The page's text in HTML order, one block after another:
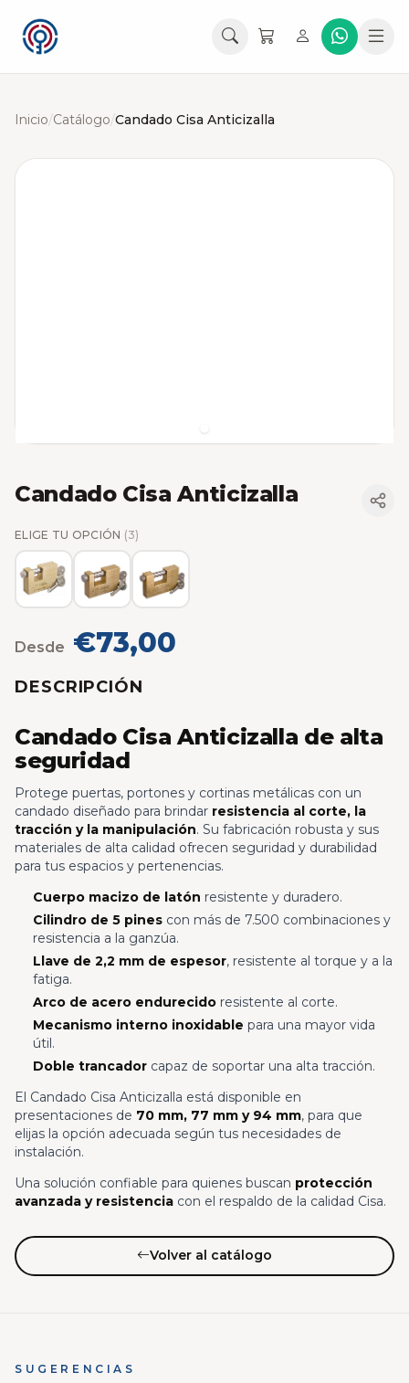
Inicio/Catálogo/Candado Cisa Anticizalla
Candado Cisa Anticizalla
ELIGE TU OPCIÓN (3)
Desde €73,00
DESCRIPCIÓN
Candado Cisa Anticizalla de alta
seguridad
Protege puertas, portones y cortinas metálicas con un
candado diseñado para brindar resistencia al corte, la
tracción y la manipulación. Su fabricación robusta y sus
materiales de alta calidad ofrecen seguridad y durabilidad
para tus espacios y pertenencias.
Cuerpo macizo de latón resistente y duradero.
Cilindro de 5 pinescon más de 7.500 combinaciones y
resistencia a la ganzúa.
Llave de 2,2 mm de espesor, resistente al torque y a la
fatiga.
Arco de acero endurecidoresistente al corte.
Mecanismo interno inoxidable para una mayor vida
útil.
Doble trancadorcapaz de soportar una alta tracción.
El Candado Cisa Anticizalla está disponible en
presentaciones de 70 mm, 77 mm y 94 mm, para que
elijas la opción adecuada según tus necesidades de
instalación.
Una solución confiable para quienes buscan protección
avanzada y resistencia con el respaldo de la calidad Cisa.
Volver al catálogo
SUGERENCIAS